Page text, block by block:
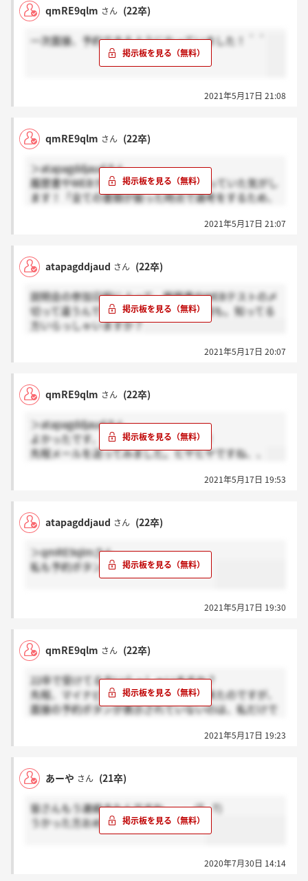
qmRE9qlm さん (22卒)
一次面接、予約できるようになっていました！＾＾
2021年5月17日 21:08
qmRE9qlm さん (22卒)
＞atapagddjaudさん
履歴書やWEBテストの〆切は違うと言っていた気がし
ます！「全ての書類が揃った時点で選考をするため、
われた記憶があります。私は、約1ヶ月前が〆切でし
面接日程は同じだと思ってました。確実な情報ではな
いですが、、、
2021年5月17日 21:07
atapagddjaud さん (22卒)
説明会の参加日程によって、履歴書やWEBテストの〆
切って違うんですかね。あと、面接日程も。知ってる
方いらっしゃいますか？
2021年5月17日 20:07
qmRE9qlm さん (22卒)
＞atapagddjaudさん
よかったです、ありがとうございます！
先程メールを送ってみました。ヒヤヒヤですね、、
2021年5月17日 19:53
atapagddjaud さん (22卒)
＞qmRE9qlmさん
私も予約ボタン表示されていないです。
2021年5月17日 19:30
qmRE9qlm さん (22卒)
22卒で受けてる方いらっしゃいますか？
先程、マイナビにて一次面接の案内が来たのですが、
面接の予約ボタンが表示されていないのは、私だけで
2021年5月17日 19:23
あーや さん (21卒)
皆さんもう連絡きたんですね、、、(T . T)
うかった方おめでとうございます！！
2020年7月30日 14:14